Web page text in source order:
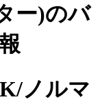
ー)のバ
ノルマ